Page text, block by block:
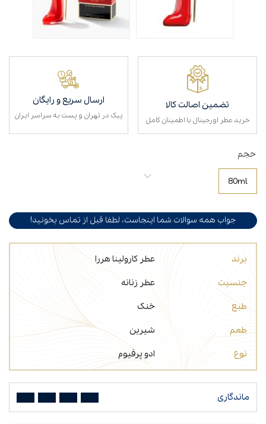
تضمین اصالت کالا
خرید عطر اورجینال با اطمینان کامل
ارسال سریع و رایگان
پیک در تهران و پست به سراسر ایران
حجم
80ml
جواب همه سوالات شما اینجاست، لطفا قبل از تماس بخونید!
برند
عطر کارولینا هررا
جنسیت
عطر زنانه
طبع
خنک
طعم
شیرین
نوع
ادو پرفیوم
ماندگاری